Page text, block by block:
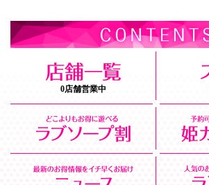
0店舗営業中